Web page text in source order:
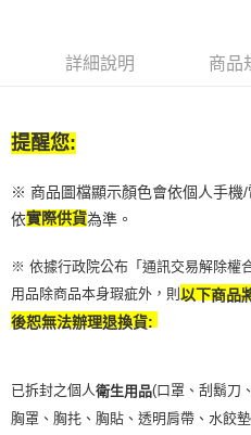
時審查核予不同之上限額度；若仍有
恩沛科技股份有限公司將有權停止該
詳細說明 商品
提醒您:
※ 商品圖檔顯示顏色會依個人手機
依實際供貨為準。
※ 依據行政院公布「通訊交易解除權
用品除商品本身瑕疵外，則以下商品
後恕無法辦理退換貨:
已拆封之個人衛生用品(口罩、刮鬍刀
胸罩、胸扥、胸貼、透明肩帶、水餃